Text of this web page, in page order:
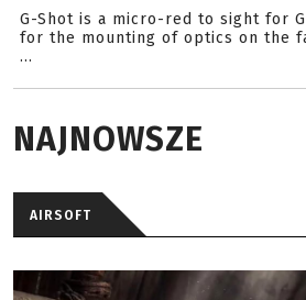
G-Shot is a micro-red to sight for
for the mounting of optics on the
...
NAJNOWSZE
AIRSOFT